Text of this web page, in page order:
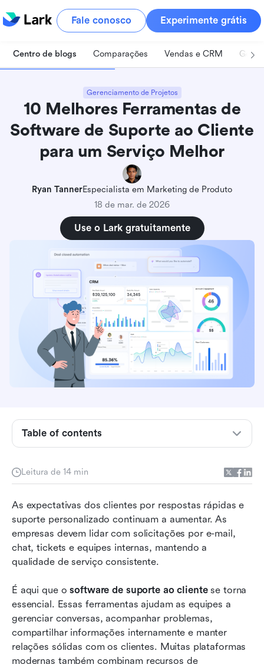
Fale conosco Experimente grátis
Centro de blogs Comparações Vendas e CRM
Gerenciamento de Projetos
10 Melhores Ferramentas de
Software de Suporte ao Cliente
para um Serviço Melhor
Ryan TannerEspecialista em Marketing de Produto
18 de mar. de 2026
Use o Lark gratuitamente
Leitura de 14 min
As expectativas dos clientes por respostas rápidas e
suporte personalizado continuam a aumentar. As
empresas devem lidar com solicitações por e-mail,
chat, tickets e equipes internas, mantendo a
qualidade de serviço consistente.
É aqui que o software de suporte ao cliente se torna
essencial. Essas ferramentas ajudam as equipes a
gerenciar conversas, acompanhar problemas,
compartilhar informações internamente e manter
relações sólidas com os clientes. Muitas plataformas
modernas também combinam recursos de
Table of contents
Visão geral: Os 5 melhores softwares usados
O que é um software de suporte ao cliente?
a retenção de clientes
Lista completa: 10 melhores ferramentas
usadas para suporte ao cliente
Principais recursos que o software moderno de
Como escolher o melhor software de suporte
ao cliente
Conclusão